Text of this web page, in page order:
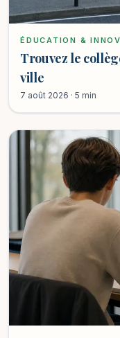
ÉDUCATION &
Trouvez le
ville
7 août 2026 · 5 min